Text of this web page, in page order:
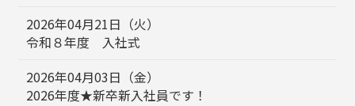
2026年04月21日（火）
令和８年度 入社式
2026年04月03日（金）
2026年度★新卒新入社員です！